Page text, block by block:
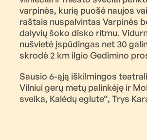
varpinės, kurią puošė naujos
raštais nuspalvintas Varpinės
dalyvių šoko disko ritmu.
nušvietė įspūdingas net 30
skrodė 2 km ilgio Gedimino
Sausio 6-ąją iškilmingos
Vilniui gerų metų palinkėję ir
sveika, Kalėdų eglute“, Trys